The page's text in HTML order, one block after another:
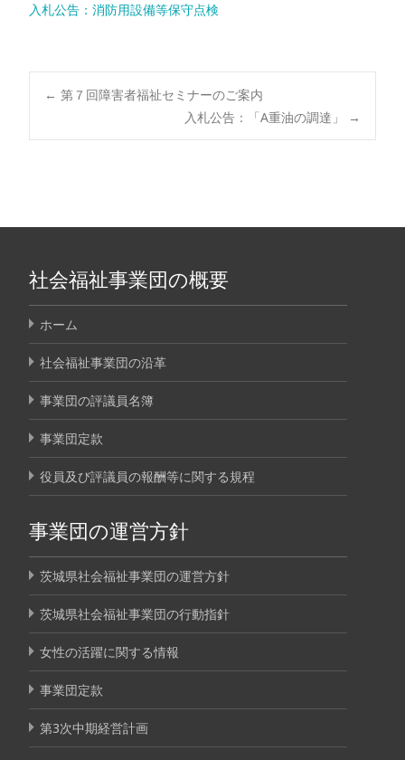
入札公告：消防用設備等保守点検
← 第７回障害者福祉セミナーのご案内
入札公告：「A重油の調達」
→
社会福祉事業団の概要
ホーム
社会福祉事業団の沿革
事業団の評議員名簿
事業団定款
役員及び評議員の報酬等に関する規程
事業団の運営方針
茨城県社会福祉事業団の運営方針
茨城県社会福祉事業団の行動指針
女性の活躍に関する情報
事業団定款
第3次中期経営計画